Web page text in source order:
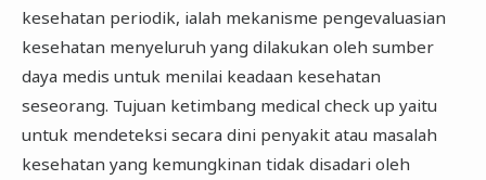
kesehatan periodik, ialah mekanisme pengevaluasian
kesehatan menyeluruh yang dilakukan oleh sumber
daya medis untuk menilai keadaan kesehatan
seseorang. Tujuan ketimbang medical check up yaitu
untuk mendeteksi secara dini penyakit atau masalah
kesehatan yang kemungkinan tidak disadari oleh